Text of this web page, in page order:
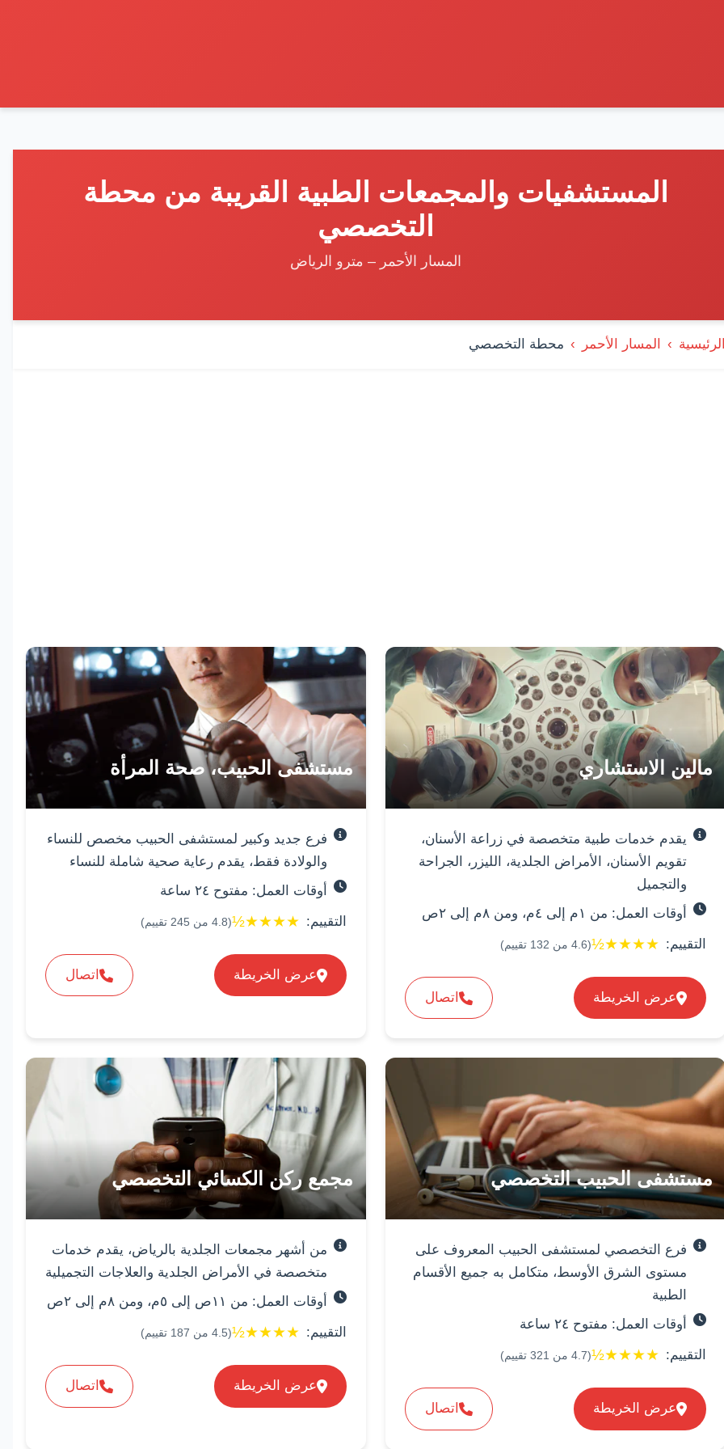
المستشفيات والمجمعات الطبية القريبة من محطة
التخصصي
المسار الأحمر – مترو الرياض
المسار الأحمر محطة التخصصي
المستشفيات والمجمعات الطبية
مالين الاستشاري
يقدم خدمات طبية متخصصة في زراعة الأسنان،
تقويم الأسنان، الأمراض الجلدية، الليزر، الجراحة
والتجميل
أوقات العمل: من ١م إلى ٤م، ومن ٨م إلى ٢ص
التقييم: ★
★
★
★
½
(
4.6من 132 تقييم)
عرض الخريطة اتصال
مستشفى الحبيب، صحة المرأة
فرع جديد وكبير لمستشفى الحبيب مخصص للنساء
والولادة فقط، يقدم رعاية صحية شاملة للنساء
أوقات العمل: مفتوح ٢٤ ساعة
التقييم: ★
★
★
★
½
(
4.8من 245 تقييم)
عرض الخريطة اتصال
مستشفى الحبيب التخصصي
فرع التخصصي لمستشفى الحبيب المعروف على
مستوى الشرق الأوسط، متكامل به جميع الأقسام
الطبية
أوقات العمل: مفتوح ٢٤ ساعة
التقييم: ★
★
★
★
½
(
4.7من 321تقييم)
عرض الخريطة اتصال
مجمع ركن الكسائي التخصصي
من أشهر مجمعات الجلدية بالرياض، يقدم خدمات
متخصصة في الأمراض الجلدية والعلاجات التجميلية
أوقات العمل: من ١١ص إلى ٥م، ومن ٨م إلى ٢ص
التقييم: ★
★
★
★
½
(
4.5من 187 تقييم)
عرض الخريطة اتصال